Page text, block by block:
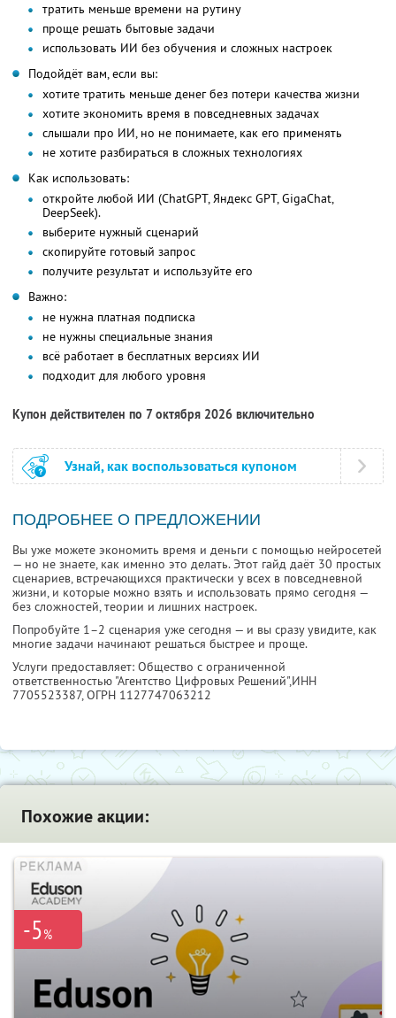
тратить меньше времени на рутину
проще решать бытовые задачи
использовать ИИ без обучения и сложных настроек
Подойдёт вам, если вы:
хотите тратить меньше денег без потери качества жизни
хотите экономить время в повседневных задачах
слышали про ИИ, но не понимаете, как его применять
не хотите разбираться в сложных технологиях
Как использовать:
откройте любой ИИ (ChatGPT, Яндекс GPT, GigaChat,
DeepSeek).
выберите нужный сценарий
скопируйте готовый запрос
получите результат и используйте его
Важно:
не нужна платная подписка
не нужны специальные знания
всё работает в бесплатных версиях ИИ
подходит для любого уровня
Купон действителен по 7 октября 2026 включительно
Узнай, как воспользоваться купоном
ПОДРОБНЕЕ О ПРЕДЛОЖЕНИИ
Вы уже можете экономить время и деньги с помощью нейросетей
— но не знаете, как именно это делать. Этот гайд даёт 30 простых
сценариев, встречающихся практически у всех в повседневной
жизни, и которые можно взять и использовать прямо сегодня —
без сложностей, теории и лишних настроек.
Попробуйте 1–2 сценария уже сегодня — и вы сразу увидите, как
многие задачи начинают решаться быстрее и проще.
Услуги предоставляет: Общество с ограниченной
ответственностью "Агентство Цифровых Решений",ИНН
7705523387, ОГРН 1127747063212
Похожие акции:
-5%